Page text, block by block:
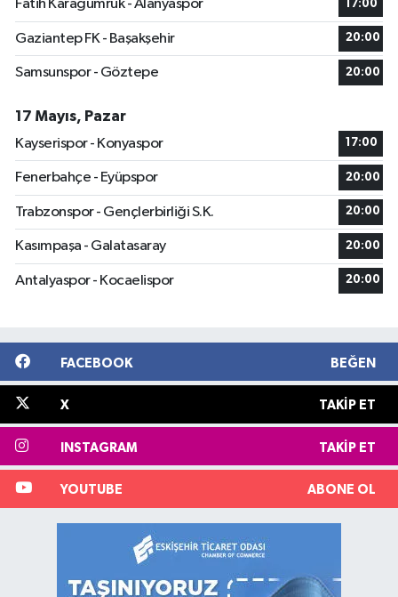
Fatih Karagümrük - Alanyaspor 17:00
Gaziantep FK - Başakşehir 20:00
Samsunspor - Göztepe 20:00
17 Mayıs, Pazar
Kayserispor - Konyaspor
17:00
Fenerbahçe - Eyüpspor 20:00
Trabzonspor - Gençlerbirliği S.K. 20:00
Kasımpaşa - Galatasaray 20:00
Antalyaspor - Kocaelispor 20:00
FACEBOOK BEĞEN
X TAKIP ET
INSTAGRAM TAKIP ET
YOUTUBE ABONE OL